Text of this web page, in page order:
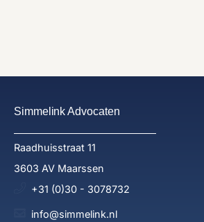
Simmelink Advocaten
Raadhuisstraat 11
3603 AV Maarssen
+31 (0)30 - 3078732
info@simmelink.nl